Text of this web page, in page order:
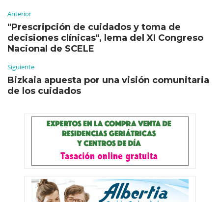
Anterior
"Prescripción de cuidados y toma de
decisiones clínicas", lema del XI Congreso
Nacional de SCELE
Siguiente
Bizkaia apuesta por una visión comunitaria
de los cuidados